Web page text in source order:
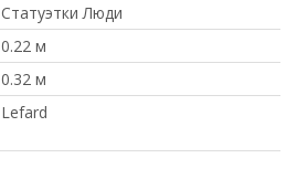
Статуэтки Люди
0.22 м
0.32 м
Lefard